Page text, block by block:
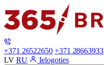
+371 26522650 +371 28663933
LV RU Ielogoties